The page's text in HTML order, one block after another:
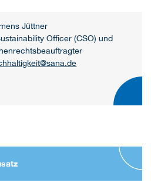
Jüttner
Officer (CSO) und
@sana.de